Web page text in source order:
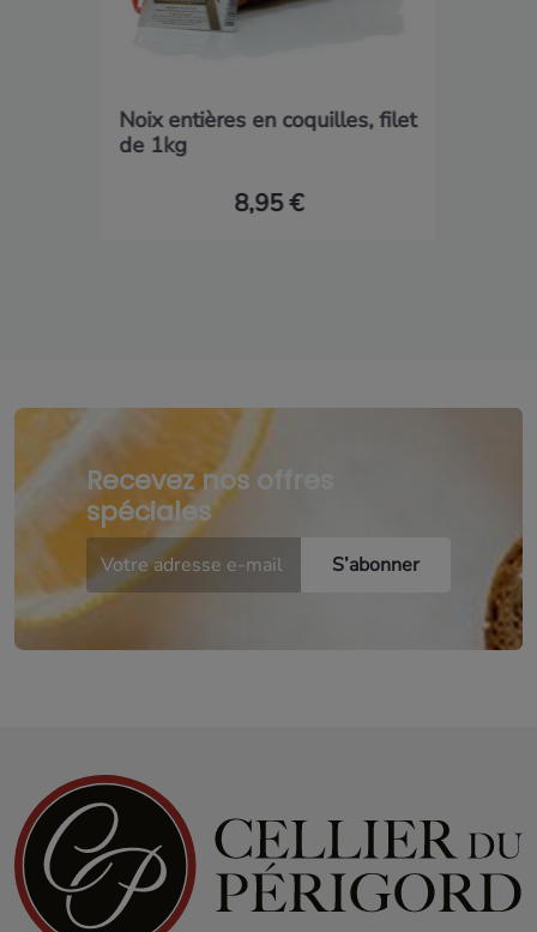
Noix entières en coquilles, filet
de 1kg
8,95 €
Recevez nos offres
spéciales